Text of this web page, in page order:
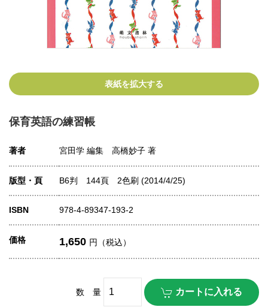
表紙を拡大する
保育英語の練習帳
著者 宮田学 編集 高橋妙子 著
版型・頁 B6判 144頁 2色刷 (2014/4/25)
ISBN 978-4-89347-193-2
価格 1,650 円（税込）
数 量